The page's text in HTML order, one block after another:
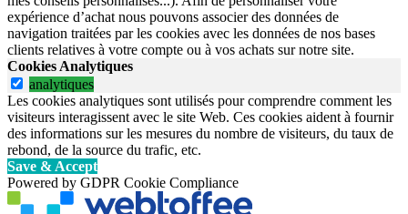
expérience d’achat nous pouvons associer des données de
navigation traitées par les cookies avec les données de nos bases
clients relatives à votre compte ou à vos achats sur notre site.
Cookies Analytiques
analytiques
Les cookies analytiques sont utilisés pour comprendre comment les
visiteurs interagissent avec le site Web. Ces cookies aident à fournir
des informations sur les mesures du nombre de visiteurs, du taux de
rebond, de la source du trafic, etc.
Save & Accept
Powered by GDPR Cookie Compliance